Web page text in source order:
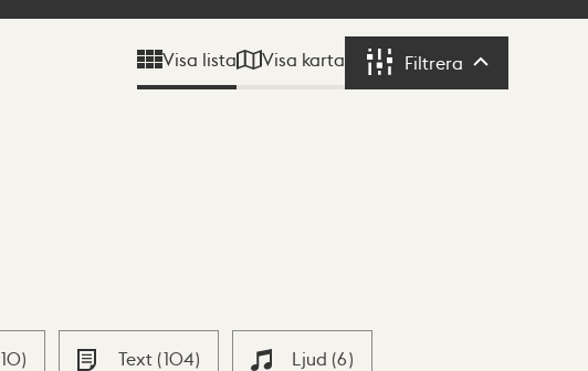
Visa lista Visa karta Filtrera Filtrera
10) Text (104) Ljud (6)